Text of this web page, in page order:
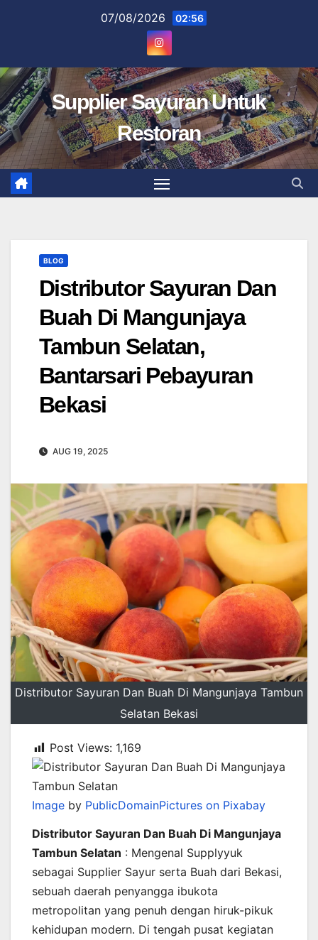
07/08/2026 02:56
Supplier Sayuran Untuk
Restoran
BLOG
Distributor Sayuran Dan
Buah Di Mangunjaya
Tambun Selatan,
Bantarsari Pebayuran
Bekasi
AUG 19, 2025
Distributor Sayuran Dan Buah Di Mangunjaya Tambun
Selatan Bekasi
Post Views: 1,169
Image by PublicDomainPictures on Pixabay
Distributor Sayuran Dan Buah Di Mangunjaya
Tambun Selatan : Mengenal Supplyyuk
sebagai Supplier Sayur serta Buah dari Bekasi,
sebuah daerah penyangga ibukota
metropolitan yang penuh dengan hiruk-pikuk
kehidupan modern. Di tengah pusat kegiatan